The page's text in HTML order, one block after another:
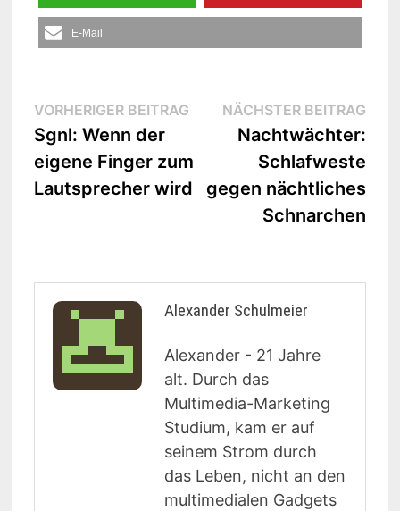
E-Mail
Beitrags-
Navigation
VORHERIGER BEITRAGVorheriger
Beitrag:
Sgnl: Wenn der
eigene Finger zum
Lautsprecher wird
NÄCHSTER BEITRAG
Nachtwächter:
Schlafweste
gegen nächtliches
Schnarchen
Alexander Schulmeier
Alexander - 21 Jahre
alt. Durch das
Multimedia-Marketing
Studium, kam er auf
seinem Strom durch
das Leben, nicht an den
multimedialen Gadgets